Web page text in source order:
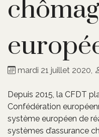
mardi 21 juillet 2020
Depuis 2015, la CFDT
Confédération
système européen de
systèmes d’assurance